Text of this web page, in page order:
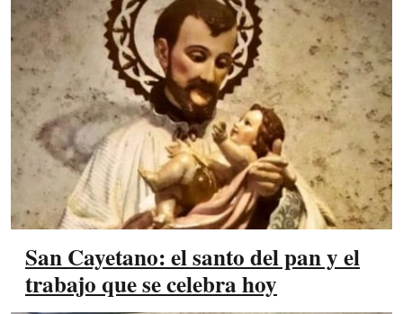
San Cayetano: el santo del pan y el
trabajo que se celebra hoy